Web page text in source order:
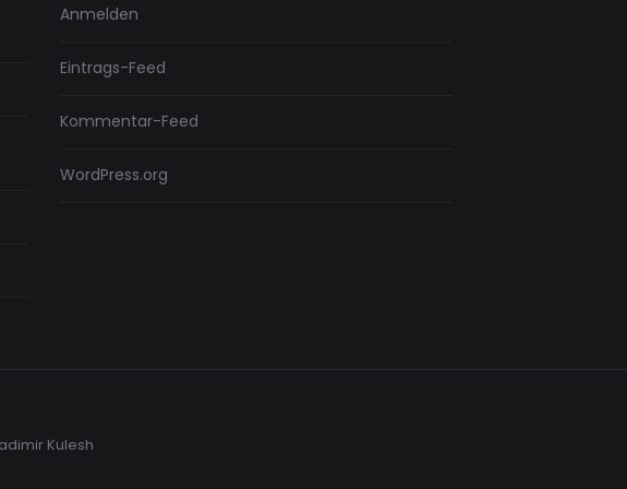
Anmelden
Eintrags-Feed
Kommentar-Feed
WordPress.org
Kulesh